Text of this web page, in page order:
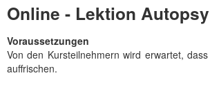
Online - Lektion Autopsy
Voraussetzungen
Von den Kursteilnehmern wird erwartet,
auffrischen.